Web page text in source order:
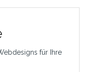
für Ihre